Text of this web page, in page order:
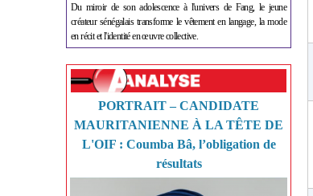
Du miroir de son adolescence à l'univers de Fang, le jeune
créateur sénégalais transforme le vêtement en langage, la mode
en récit et l'identité en œuvre collective.
PORTRAIT – CANDIDATE
MAURITANIENNE À LA TÊTE DE
L'OIF : Coumba Bâ, l’obligation de
résultats